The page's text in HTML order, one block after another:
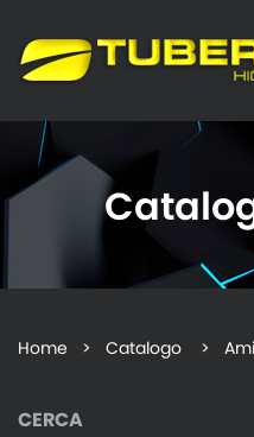
Home > Catalogo >
CERCA